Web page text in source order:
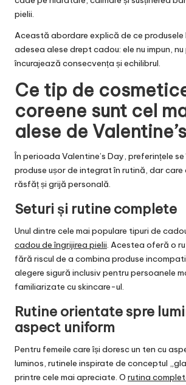
pielii.
Această abordare explică de ce
adesea alese drept cadou: ele nu impun,
încurajează consecvența și echilibrul.
Ce tip de
coreene sunt cel
alese de
În perioada Valentine’s Day, preferințele
produse ușor de integrat în rutină, dar
răsfăț și grijă personală.
Seturi și rutine complete
Unul dintre cele mai populare tipuri de
cadou de îngrijirea pielii. Acestea oferă o
fără riscul de a combina produse
alegere sigură inclusiv pentru persoanele
familiarizate cu skincare-ul.
Rutine orientate spre
aspect uniform
Pentru femeile care își doresc un ten cu
luminos, rutinele inspirate de conceptul
printre cele mai apreciate. O rutina co